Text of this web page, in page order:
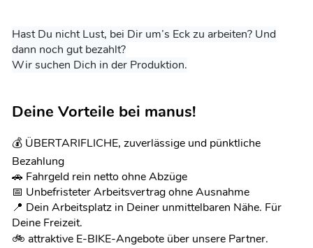
Hast Du nicht Lust, bei Dir um’s Eck zu arbeiten? Und
dann noch gut bezahlt?
Wir suchen Dich in der Produktion.
Deine Vorteile bei manus!
💰 ÜBERTARIFLICHE, zuverlässige und pünktliche
Bezahlung
🚗 Fahrgeld rein netto ohne Abzüge
📅 Unbefristeter Arbeitsvertrag ohne Ausnahme
📍 Dein Arbeitsplatz in Deiner unmittelbaren Nähe. Für
Deine Freizeit.
🚲 attraktive E-BIKE-Angebote über unsere Partner.